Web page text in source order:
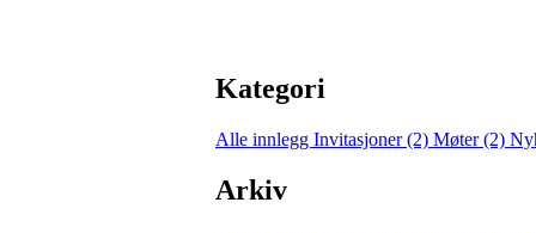
Kategori
Alle innlegg Invitasjoner (2) Møter (2)
Arkiv